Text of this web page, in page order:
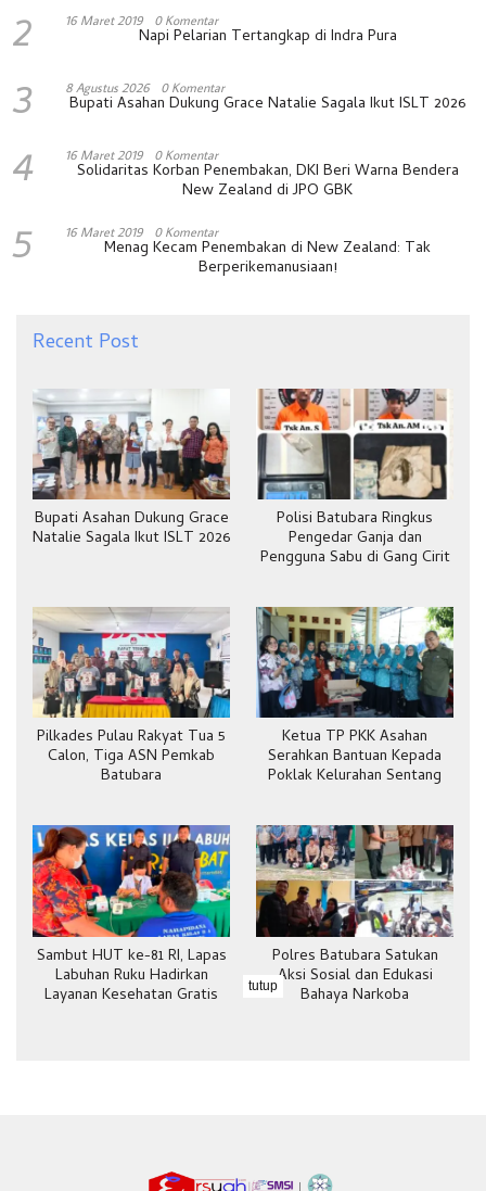
2 16 Maret 2019 0 Komentar
Napi Pelarian Tertangkap di Indra Pura
3 8 Agustus 2026 0 Komentar
Bupati Asahan Dukung Grace Natalie Sagala Ikut ISLT 2026
4 16 Maret 2019 0 Komentar
Solidaritas Korban Penembakan, DKI Beri Warna Bendera
New Zealand di JPO GBK
5 16 Maret 2019 0 Komentar
Menag Kecam Penembakan di New Zealand: Tak
Berperikemanusiaan!
Recent Post
Bupati Asahan Dukung Grace
Natalie Sagala Ikut ISLT 2026
Polisi Batubara Ringkus
Pengedar Ganja dan
Pengguna Sabu di Gang Cirit
Pilkades Pulau Rakyat Tua 5
Calon, Tiga ASN Pemkab
Batubara
Ketua TP PKK Asahan
Serahkan Bantuan Kepada
Poklak Kelurahan Sentang
Sambut HUT ke-81 RI, Lapas
Labuhan Ruku Hadirkan
Layanan Kesehatan Gratis
Polres Batubara Satukan
Aksi Sosial dan Edukasi
Bahaya Narkoba
tutup